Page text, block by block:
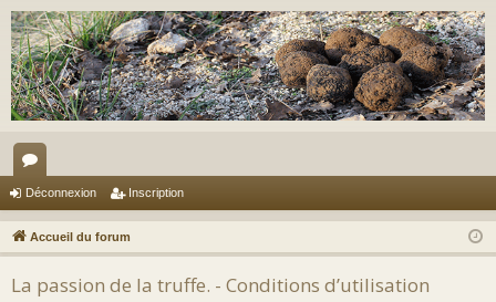
or
u
m
s
Déconnexion Inscription
Accueil du forum
La passion de la truffe. - Conditions d’utilisation